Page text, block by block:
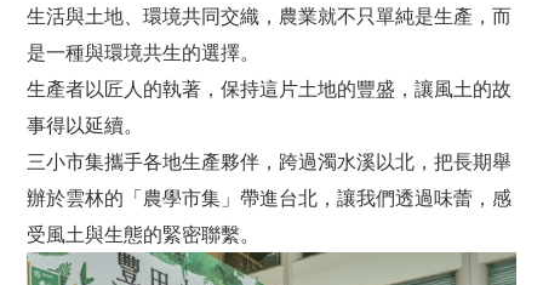
生活與土地、環境共同交織，農業就不只單純是生產，而
是一種與環境共生的選擇。
生產者以匠人的執著，保持這片土地的豐盛，讓風土的故
事得以延續。
三小市集攜手各地生產夥伴，跨過濁水溪以北，把長期舉
辦於雲林的「農學市集」帶進台北，讓我們透過味蕾，感
受風土與生態的緊密聯繫。